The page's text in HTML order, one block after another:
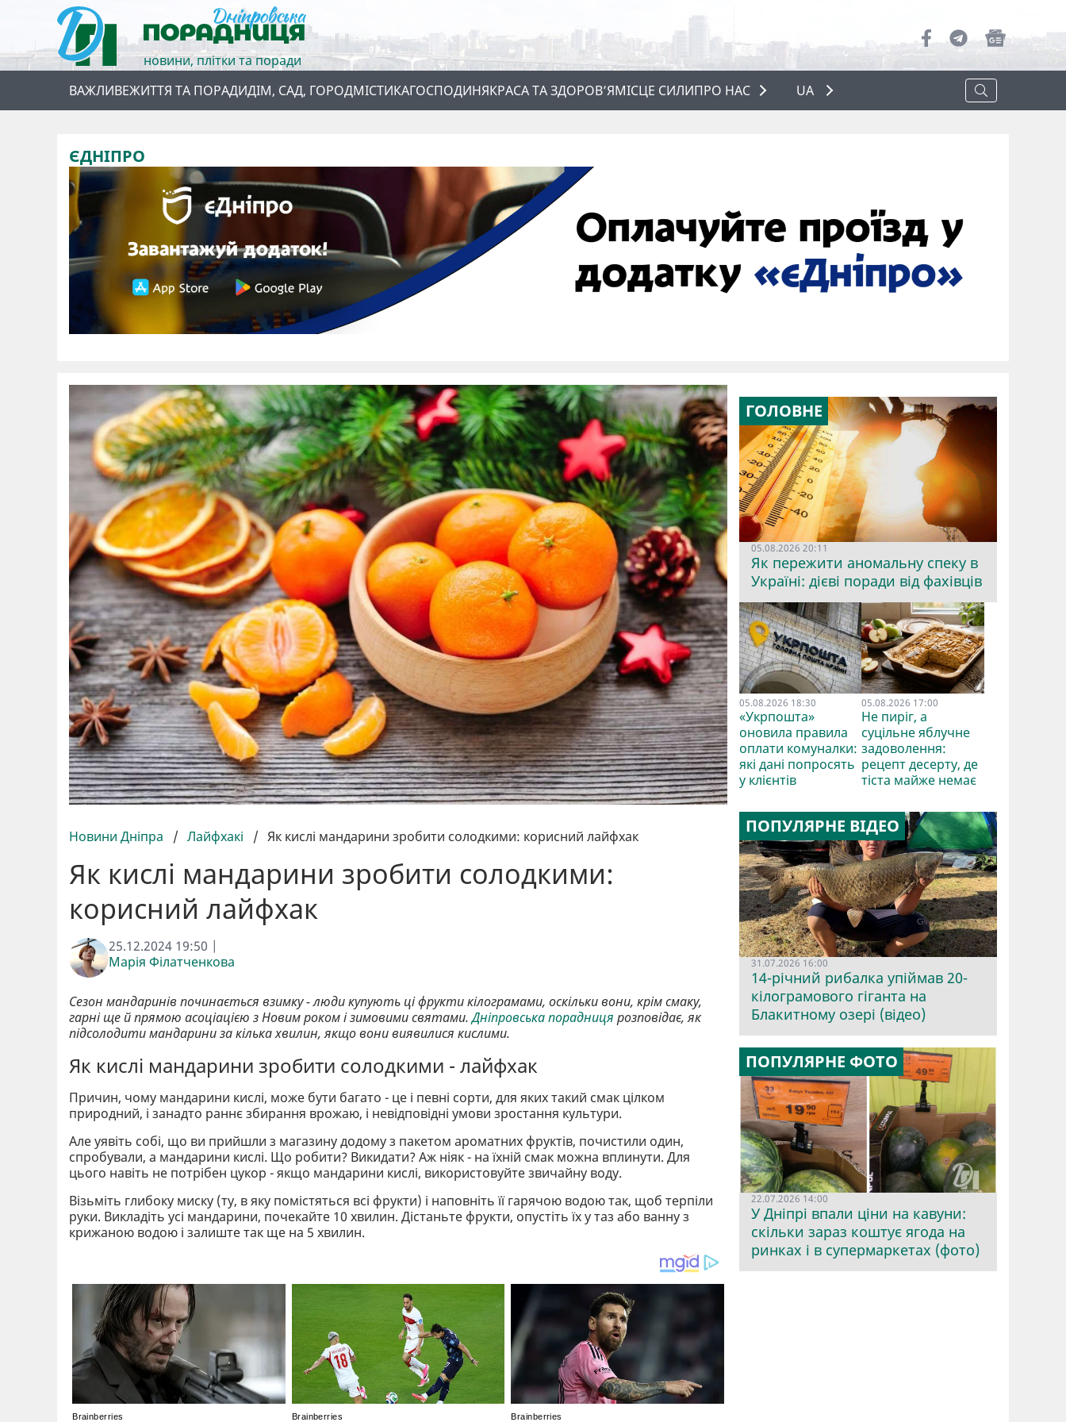
новини, плітки та поради
ВАЖЛИВЕЖИТТЯ ТА ПОРАДИДІМ, САД, ГОРОДМІСТИКАГОСПОДИНЯКРАСА ТА ЗДОРОВ’ЯМІСЦЕ СИЛИПРО НАС
ПРО НАС
UA
ЄДНІПРО
Новини Дніпра / Лайфхакі / Як кислі мандарини зробити солодкими: корисний лайфхак
Як кислі мандарини зробити солодкими:
корисний лайфхак
25.12.2024 19:50 |
Марія Філатченкова
Сезон мандаринів починається взимку - люди купують ці фрукти кілограмами, оскільки вони, крім смаку,
гарні ще й прямою асоціацією з Новим роком і зимовими святами.Дніпровська порадниця розповідає, як
підсолодити мандарини за кілька хвилин, якщо вони виявилися кислими.
Як кислі мандарини зробити солодкими - лайфхак
Причин, чому мандарини кислі, може бути багато - це і певні сорти, для яких такий смак цілком
природний, і занадто раннє збирання врожаю, і невідповідні умови зростання культури.
Але уявіть собі, що ви прийшли з магазину додому з пакетом ароматних фруктів, почистили один,
спробували, а мандарини кислі. Що робити? Викидати? Аж ніяк - на їхній смак можна вплинути. Для
цього навіть не потрібен цукор - якщо мандарини кислі, використовуйте звичайну воду.
Візьміть глибоку миску (ту, в яку помістяться всі фрукти) і наповніть її гарячою водою так, щоб терпіли
руки. Викладіть усі мандарини, почекайте 10 хвилин. Дістаньте фрукти, опустіть їх у таз або ванну з
крижаною водою і залиште так ще на 5 хвилин.
ГОЛОВНЕ
05.08.2026 20:11
Як пережити аномальну спеку в
Україні: дієві поради від фахівців
05.08.2026 18:30
«Укрпошта»
оновила правила
оплати комуналки:
які дані попросять
у клієнтів
05.08.2026 17:00
Не пиріг, а
суцільне яблучне
задоволення:
рецепт десерту, де
тіста майже немає
ПОПУЛЯРНЕ ВІДЕО
31.07.2026 16:00
14-річний рибалка упіймав 20-
кілограмового гіганта на
Блакитному озері (відео)
ПОПУЛЯРНЕ ФОТО
22.07.2026 14:00
У Дніпрі впали ціни на кавуни:
скільки зараз коштує ягода на
ринках і в супермаркетах (фото)